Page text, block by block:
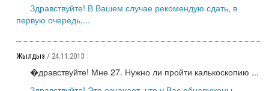
Здравствуйте! В Вашем случае рекомендую сдать, в
первую очередь,...
Жылдыз / 24.11.2013
�дравствуйте! Мне 27. Нужно ли пройти калькоскопию ...